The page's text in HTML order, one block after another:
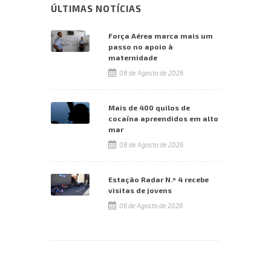
ÚLTIMAS NOTÍCIAS
Força Aérea marca mais um
passo no apoio à
maternidade
08 de Agosto de 2026
Mais de 400 quilos de
cocaína apreendidos em alto
mar
08 de Agosto de 2026
Estação Radar N.º 4 recebe
visitas de jovens
06 de Agosto de 2026